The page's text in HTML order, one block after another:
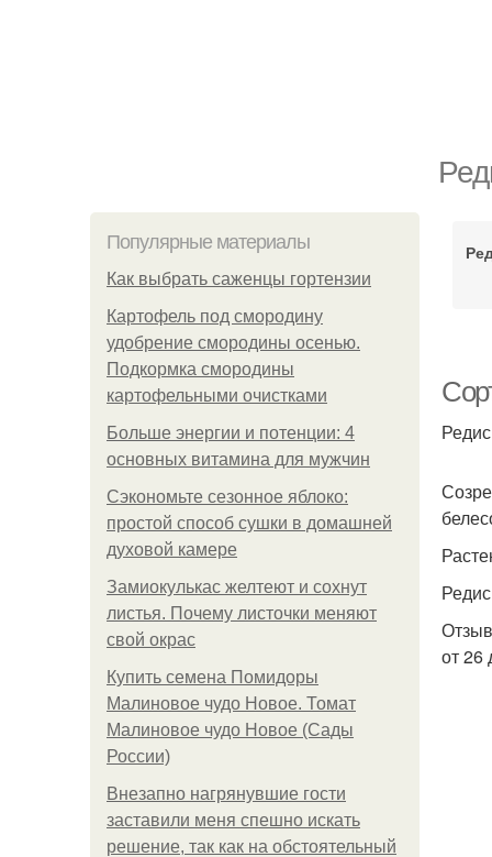
Популярные материалы
Как выбрать саженцы гортензии
Картофель под смородину
удобрение смородины осенью.
Подкормка смородины
картофельными очистками
Больше энергии и потенции: 4
основных витамина для мужчин
Сэкономьте сезонное яблоко:
простой способ сушки в домашней
духовой камере
Замиокулькас желтеют и сохнут
листья. Почему листочки меняют
свой окрас
Купить семена Помидоры
Малиновое чудо Новое. Томат
Малиновое чудо Новое (Сады
России)
Внезапно нагрянувшие гости
заставили меня спешно искать
решение, так как на обстоятельный
от 26